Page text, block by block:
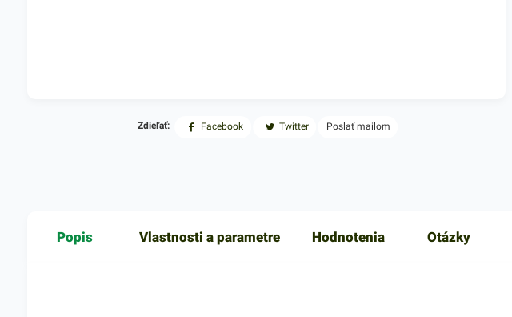
Zdieľať: Facebook Twitter Poslať mailom
Popis Vlastnosti a parametre Hodnotenia Otázky